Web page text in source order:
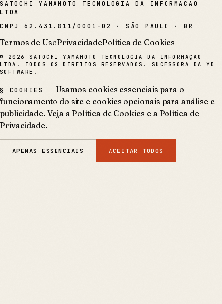
SATOCHI YAMAMOTO TECNOLOGIA DA INFORMACAO
LTDA
CNPJ 62.431.811/0001-02 · SÃO PAULO · BR
Termos de UsoPrivacidadePolítica de Cookies
© 2026
SATOCHI YAMAMOTO TECNOLOGIA DA INFORMAÇÃO
LTDA. TODOS OS DIREITOS RESERVADOS. SUCESSORA DA YD
SOFTWARE.
§ COOKIES
— Usamos cookies essenciais para o
funcionamento do site e cookies opcionais para análise e
publicidade. Veja a Política de Cookies e a Política de
Privacidade.
APENAS ESSENCIAIS ACEITAR TODOS